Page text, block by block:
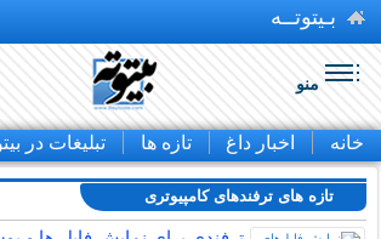
بـیتوتــه
منو
خانه اخبار داغ تازه ها تبلیغات در
تازه های ترفندهای کامپیوتری